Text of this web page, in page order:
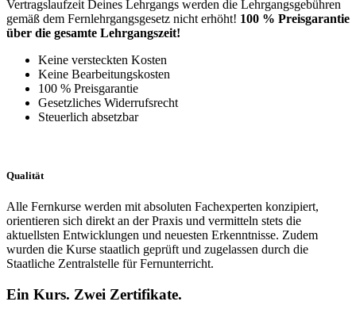
Vertragslaufzeit Deines Lehrgangs werden die Lehrgangsgebühren
gemäß dem Fernlehrgangsgesetz nicht erhöht! 100 % Preisgarantie
über die gesamte Lehrgangszeit!
Keine versteckten Kosten
Keine Bearbeitungskosten
100 % Preisgarantie
Gesetzliches Widerrufsrecht
Steuerlich absetzbar
Qualität
Alle Fernkurse werden mit absoluten Fachexperten konzipiert,
orientieren sich direkt an der Praxis und vermitteln stets die
aktuellsten Entwicklungen und neuesten Erkenntnisse. Zudem
wurden die Kurse staatlich geprüft und zugelassen durch die
Staatliche Zentralstelle für Fernunterricht.
Ein Kurs. Zwei Zertifikate.